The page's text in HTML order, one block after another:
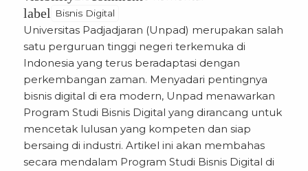
label Bisnis Digital
Universitas Padjadjaran (Unpad) merupakan salah
satu perguruan tinggi negeri terkemuka di
Indonesia yang terus beradaptasi dengan
perkembangan zaman. Menyadari pentingnya
bisnis digital di era modern, Unpad menawarkan
Program Studi Bisnis Digital yang dirancang untuk
mencetak lulusan yang kompeten dan siap
bersaing di industri. Artikel ini akan membahas
secara mendalam Program Studi Bisnis Digital di